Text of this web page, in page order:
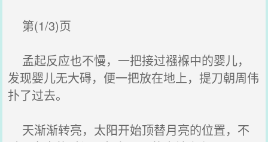
第(1/3)页
孟起反应也不慢，一把接过襁褓中的婴儿，
发现婴儿无大碍，便一把放在地上，提刀朝周伟
扑了过去。
天渐渐转亮，太阳开始顶替月亮的位置，不